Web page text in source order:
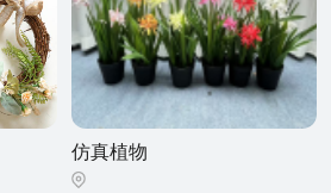
仿真植物